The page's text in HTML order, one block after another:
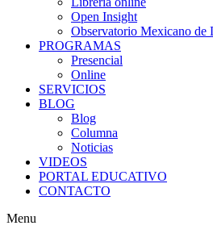
Open Insight
Observatorio Mexicano de
PROGRAMAS
Presencial
Online
SERVICIOS
BLOG
Blog
Columna
Noticias
VIDEOS
PORTAL EDUCATIVO
CONTACTO
Menu